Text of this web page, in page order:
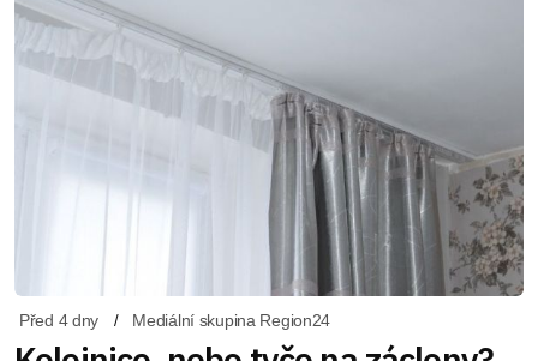
Před 4 dny Mediální skupina Region24